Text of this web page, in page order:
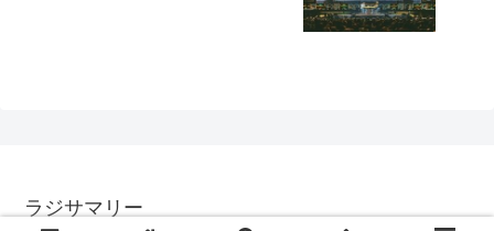
ラジサマリー